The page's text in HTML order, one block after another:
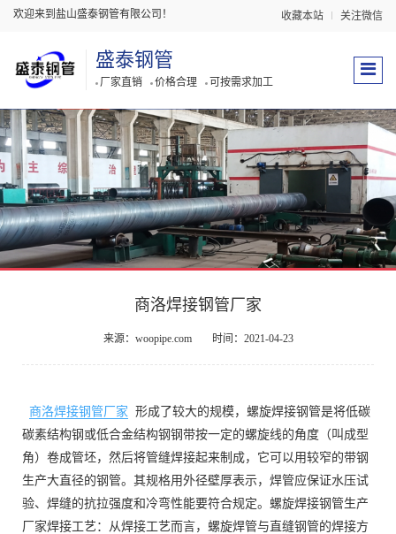
欢迎来到盐山盛泰钢管有限公司！ 收藏本站 关注微信
盛泰钢管
厂家直销 价格合理 可按需求加工
商洛焊接钢管厂家
来源：woopipe.com 时间：2021-04-23
商洛焊接钢管厂家 形成了较大的规模，螺旋焊接钢管是将低碳
碳素结构钢或低合金结构钢钢带按一定的螺旋线的角度（叫成型
角）卷成管坯，然后将管缝焊接起来制成，它可以用较窄的带钢
生产大直径的钢管。其规格用外径壁厚表示，焊管应保证水压试
验、焊缝的抗拉强度和冷弯性能要符合规定。螺旋焊接钢管生产
厂家焊接工艺：从焊接工艺而言，螺旋焊管与直缝钢管的焊接方